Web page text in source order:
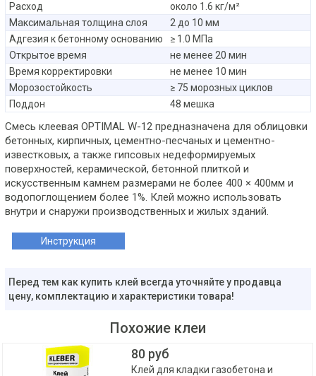
Расход
около 1.6 кг/м²
Максимальная толщина слоя
2 до 10 мм
Адгезия к бетонному основанию
≥ 1.0 МПа
Открытое время
не менее 20 мин
Время корректировки
не менее 10 мин
Морозостойкость
≥ 75 морозных циклов
Поддон
48 мешка
Смесь клеевая OPTIMAL W-12 предназначена для облицовки
бетонных, кирпичных, цементно-песчаных и цементно-
известковых, а также гипсовых недеформируемых
поверхностей, керамической, бетонной плиткой и
искусственным камнем размерами не более 400 × 400мм и
водопоглощением более 1%. Клей можно использовать
внутри и снаружи производственных и жилых зданий.
Инструкция
Перед тем как купить клей всегда уточняйте у продавца
цену, комплектацию и характеристики товара!
Похожие клеи
80 руб
Клей для кладки газобетона и